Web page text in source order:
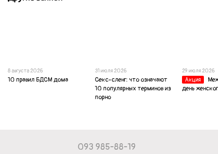
8 августа 2026
10 правил БДСМ дома
31 июля 2026
Секс-сленг: что означают
10 популярных терминов из
порно
29 июля 2026
Акция
день
093 985-88-19